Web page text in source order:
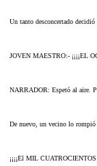
Un tanto desconcertado
JOVEN MAESTRO:- ¡¡¡¡EL
NARRADOR: Espetó al aire.
De nuevo, un vecino lo rompió
¡¡¡¡El MIL